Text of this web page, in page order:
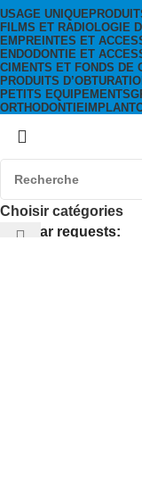
USAGE UNIQUE
FILMS ET RADIOLOGIE
EMPREINTES ET
ENDODONTIE ET
CIMENTS ET FONDS DE
PRODUITS
PETITS EQUIPEMENTS
ORTHODONTIE
Choisir catégories
Popular requests: